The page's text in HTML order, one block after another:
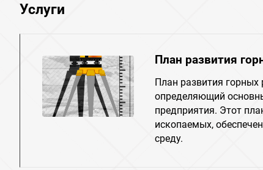
Услуги
План развития
План развития горных
определяющий
предприятия. Этот
ископаемых,
среду.